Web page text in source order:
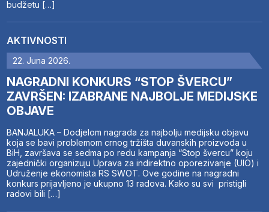
budžetu […]
AKTIVNOSTI
22. Juna 2026.
NAGRADNI KONKURS “STOP ŠVERCU”
ZAVRŠEN: IZABRANE NAJBOLJE MEDIJSKE
OBJAVE
BANJALUKA – Dodjelom nagrada za najbolju medijsku objavu
koja se bavi problemom crnog tržišta duvanskih proizvoda u
BiH, završava se sedma po redu kampanja “Stop švercu” koju
zajednički organizuju Uprava za indirektno oporezivanje (UIO) i
Udruženje ekonomista RS SWOT. Ove godine na nagradni
konkurs prijavljeno je ukupno 13 radova. Kako su svi pristigli
radovi bili […]